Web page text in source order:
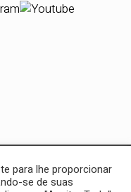
e soluções para
para lhe proporcionar
se de suas